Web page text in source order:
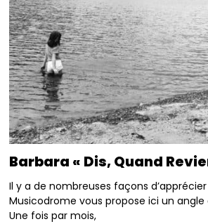
Barbara « Dis, Quand
Il y a de nombreuses façons
Musicodrome vous propose ici un angle
Une fois par mois,